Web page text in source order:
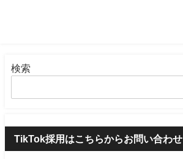
検索
TikTok採用はこちらからお問い合わせ